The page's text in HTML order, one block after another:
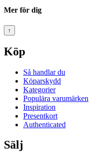
Mer för dig
↑
Köp
Så handlar du
Köparskydd
Kategorier
Populära varumärken
Inspiration
Presentkort
Authenticated
Sälj